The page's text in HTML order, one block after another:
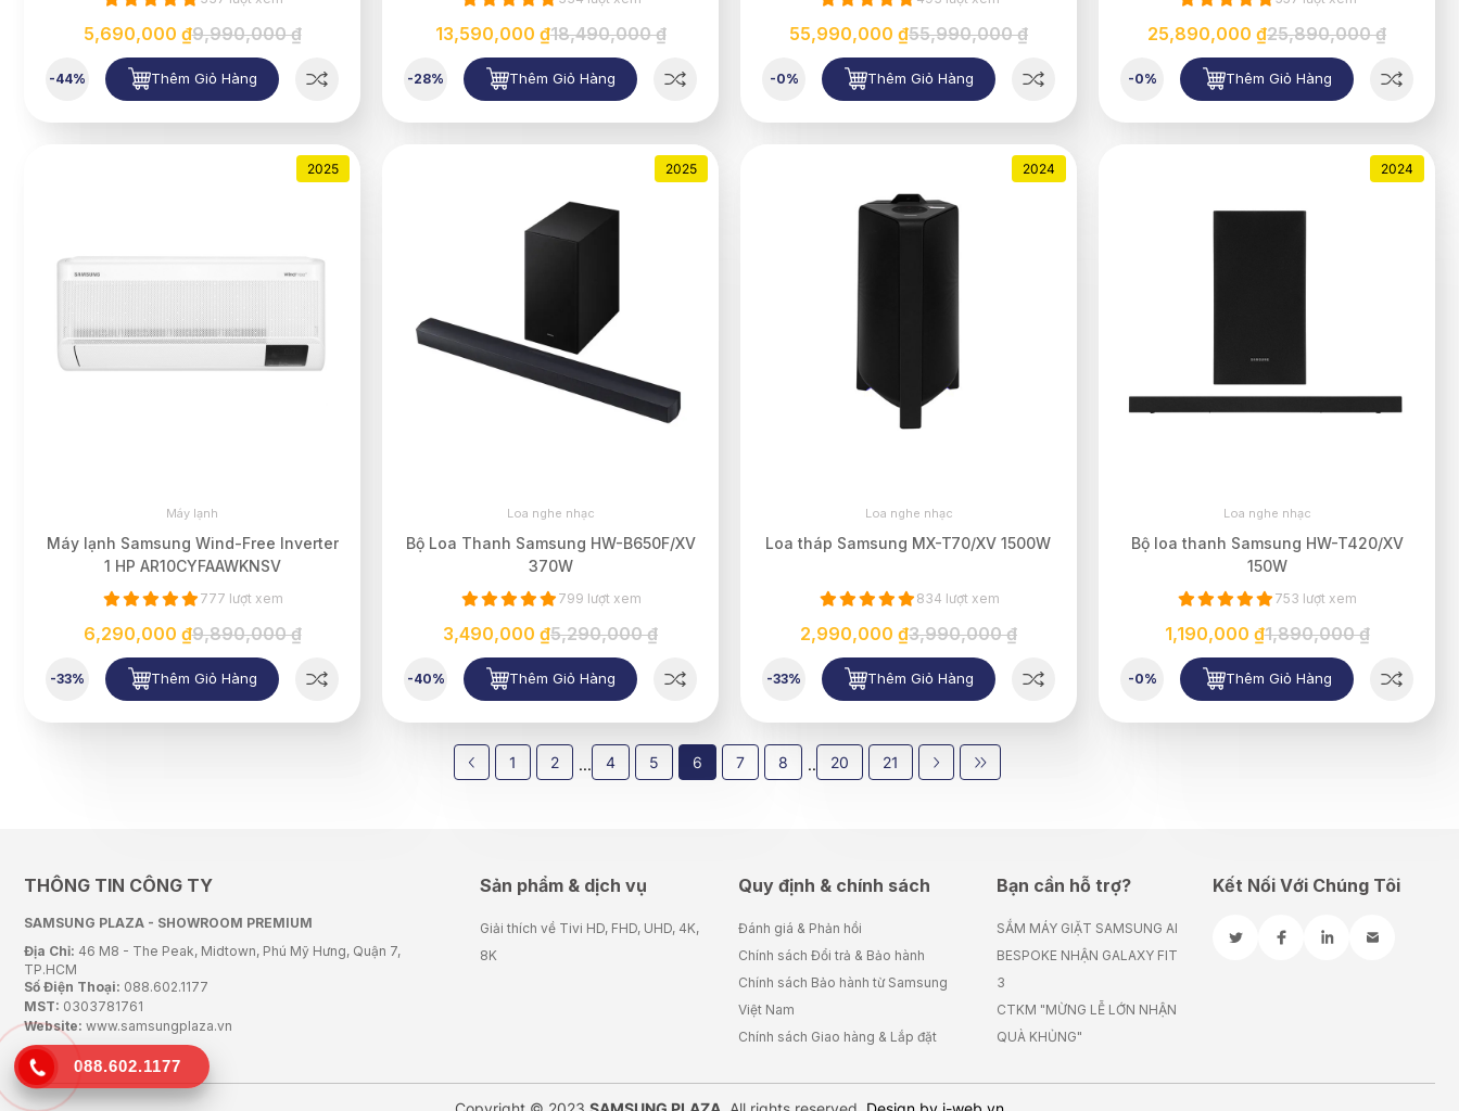
5,690,000 ₫9,990,000 ₫
-44% Thêm Giỏ Hàng
13,590,000 ₫18,490,000 ₫
-28% Thêm Giỏ Hàng
55,990,000 ₫55,990,000 ₫
-0% Thêm Giỏ Hàng
25,890,000 ₫25,890,000 ₫
-0% Thêm Giỏ Hàng
2025
Máy lạnh
Máy lạnh Samsung Wind-Free Inverter
1 HP AR10CYFAAWKNSV
777 lượt xem
6,290,000 ₫9,890,000 ₫
-33% Thêm Giỏ Hàng
2025
Loa nghe nhạc
Bộ Loa Thanh Samsung HW-B650F/XV
370W
799 lượt xem
3,490,000 ₫5,290,000 ₫
-40% Thêm Giỏ Hàng
2024
Loa nghe nhạc
Loa tháp Samsung MX-T70/XV 1500W
834 lượt xem
2,990,000 ₫3,990,000 ₫
-33% Thêm Giỏ Hàng
2024
Loa nghe nhạc
Bộ loa thanh Samsung HW-T420/XV
150W
753 lượt xem
1,190,000 ₫1,890,000 ₫
-0% Thêm Giỏ Hàng
1 2 ... 4 5 6 7 8 .. 20 21
THÔNG TIN CÔNG TY
SAMSUNG PLAZA - SHOWROOM PREMIUM
Địa Chỉ: 46 M8 - The Peak, Midtown, Phú Mỹ Hưng, Quận 7,
TP.HCM
Số Điện Thoại: 088.602.1177
MST: 0303781761
Website: www.samsungplaza.vn
Sản phẩm & dịch vụ
Giải thích về Tivi HD, FHD, UHD, 4K,
8K
Quy định & chính sách
Đánh giá & Phản hồi
Chính sách Đổi trả & Bảo hành
Chính sách Bảo hành từ Samsung
Việt Nam
Chính sách Giao hàng & Lắp đặt
Bạn cần hỗ trợ?
SẮM MÁY GIẶT SAMSUNG AI
BESPOKE NHẬN GALAXY FIT
3
CTKM "MỪNG LỄ LỚN NHẬN
QUÀ KHỦNG"
Kết Nối Với Chúng Tôi
088.602.1177